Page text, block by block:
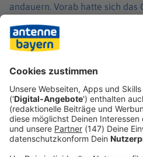
andauern. Vorab hatte sich das
Zolls.
Mit dem Fußballspiel in der
Einsatz nichts zu tun, wie